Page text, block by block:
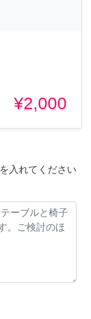
¥2,000
入れてください